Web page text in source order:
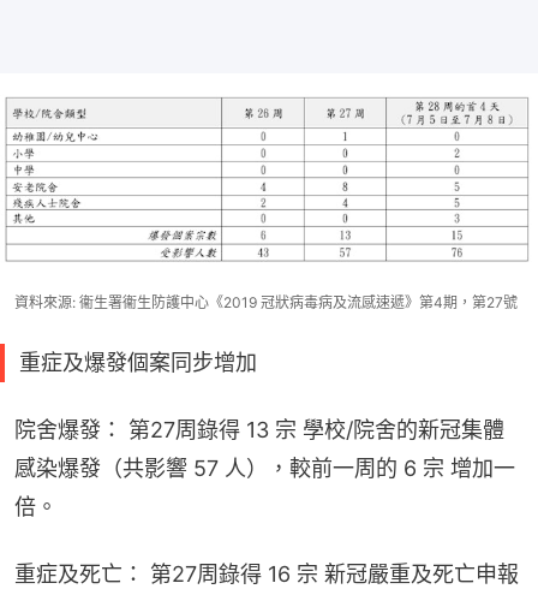
資料來源: 衞生署衞生防護中心《2019 冠狀病毒病及流感速遞》第4期，第27號
重症及爆發個案同步增加
院舍爆發： 第27周錄得 13 宗 學校/院舍的新冠集體
感染爆發（共影響 57 人），較前一周的 6 宗 增加一
倍。
重症及死亡： 第27周錄得 16 宗 新冠嚴重及死亡申報